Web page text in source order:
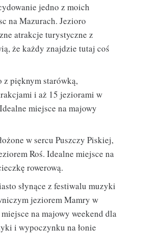
jedno z moich
na Mazurach. Jezioro
atrakcje turystyczne z
że każdy znajdzie tutaj coś
z pięknym starówką,
i aż 15 jeziorami w
miejsce na majowy
w sercu Puszczy Piskiej,
Roś. Idealne miejsce na
rowerową.
słynące z festiwalu muzyki
jeziorem Mamry w
na majowy weekend dla
i wypoczynku na łonie